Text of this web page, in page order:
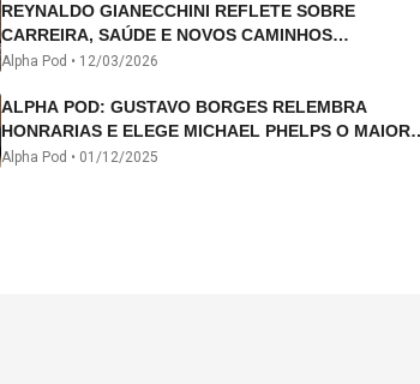
REYNALDO GIANECCHINI REFLETE SOBRE
CARREIRA, SAÚDE E NOVOS CAMINHOS
ARTÍSTICOS NO ALPHA POD
Alpha Pod • 12/03/2026
ALPHA POD: GUSTAVO BORGES RELEMBRA
HONRARIAS E ELEGE MICHAEL PHELPS O MAIOR
ATLETA DA HISTÓRIA
Alpha Pod • 01/12/2025